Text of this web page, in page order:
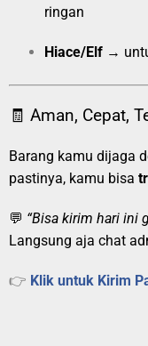
ringan
Hiace/Elf →
🧾 Aman, Cepat,
Barang kamu dijaga
pastinya, kamu bisa
💬 “Bisa kirim hari ini
Langsung aja chat
👉 Klik untuk Kirim